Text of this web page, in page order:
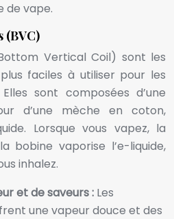
de vape.
(BVC)
Vertical Coil) sont les
faciles à utiliser pour les
sont composées d’une
d’une mèche en coton,
Lorsque vous vapez, la
bobine vaporise l’e-liquide,
inhalez.
et de saveurs : Les
une vapeur douce et des